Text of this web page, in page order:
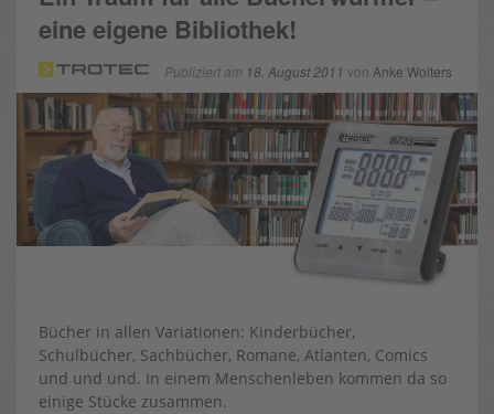
eine eigene Bibliothek!
Publiziert am 18. August 2011 von Anke Wolters
Bücher in allen Variationen: Kinderbücher,
Schulbücher, Sachbücher, Romane, Atlanten, Comics
und und und. In einem Menschenleben kommen da so
einige Stücke zusammen.